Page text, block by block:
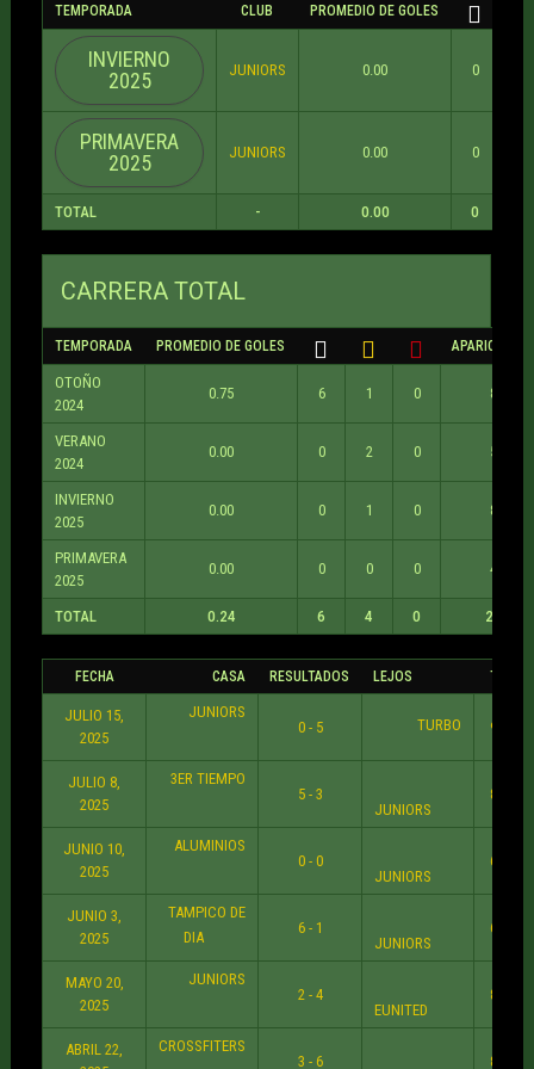
TEMPORADA CLUB PROMEDIO DE GOLES
INVIERNO
2025
JUNIORS 0.00 0
PRIMAVERA
2025
JUNIORS 0.00 0
TOTAL - 0.00 0
CARRERA TOTAL
TEMPORADA PROMEDIO DE GOLES APARICIONES
OTOÑO
2024
0.75 6 1 0 8
VERANO
2024
0.00 0 2 0 5
INVIERNO
2025
0.00 0 1 0 8
PRIMAVERA
2025
0.00 0 0 0 4
TOTAL 0.24 6 4 0 25
FECHA CASA RESULTADOS LEJOS
JULIO 15,
2025
JUNIORS
0 - 5
TURBO 9:30
JULIO 8,
2025
3ER TIEMPO
5 - 3
JUNIORS
8:36
JUNIO 10,
2025
ALUMINIOS
0 - 0
JUNIORS
6:30
JUNIO 3,
2025
TAMPICO DE
DIA
6 - 1
JUNIORS
6:30
MAYO 20,
2025
JUNIORS
2 - 4
EUNITED
8:30
ABRIL 22,
CROSSFITERS
3 - 6
8:30